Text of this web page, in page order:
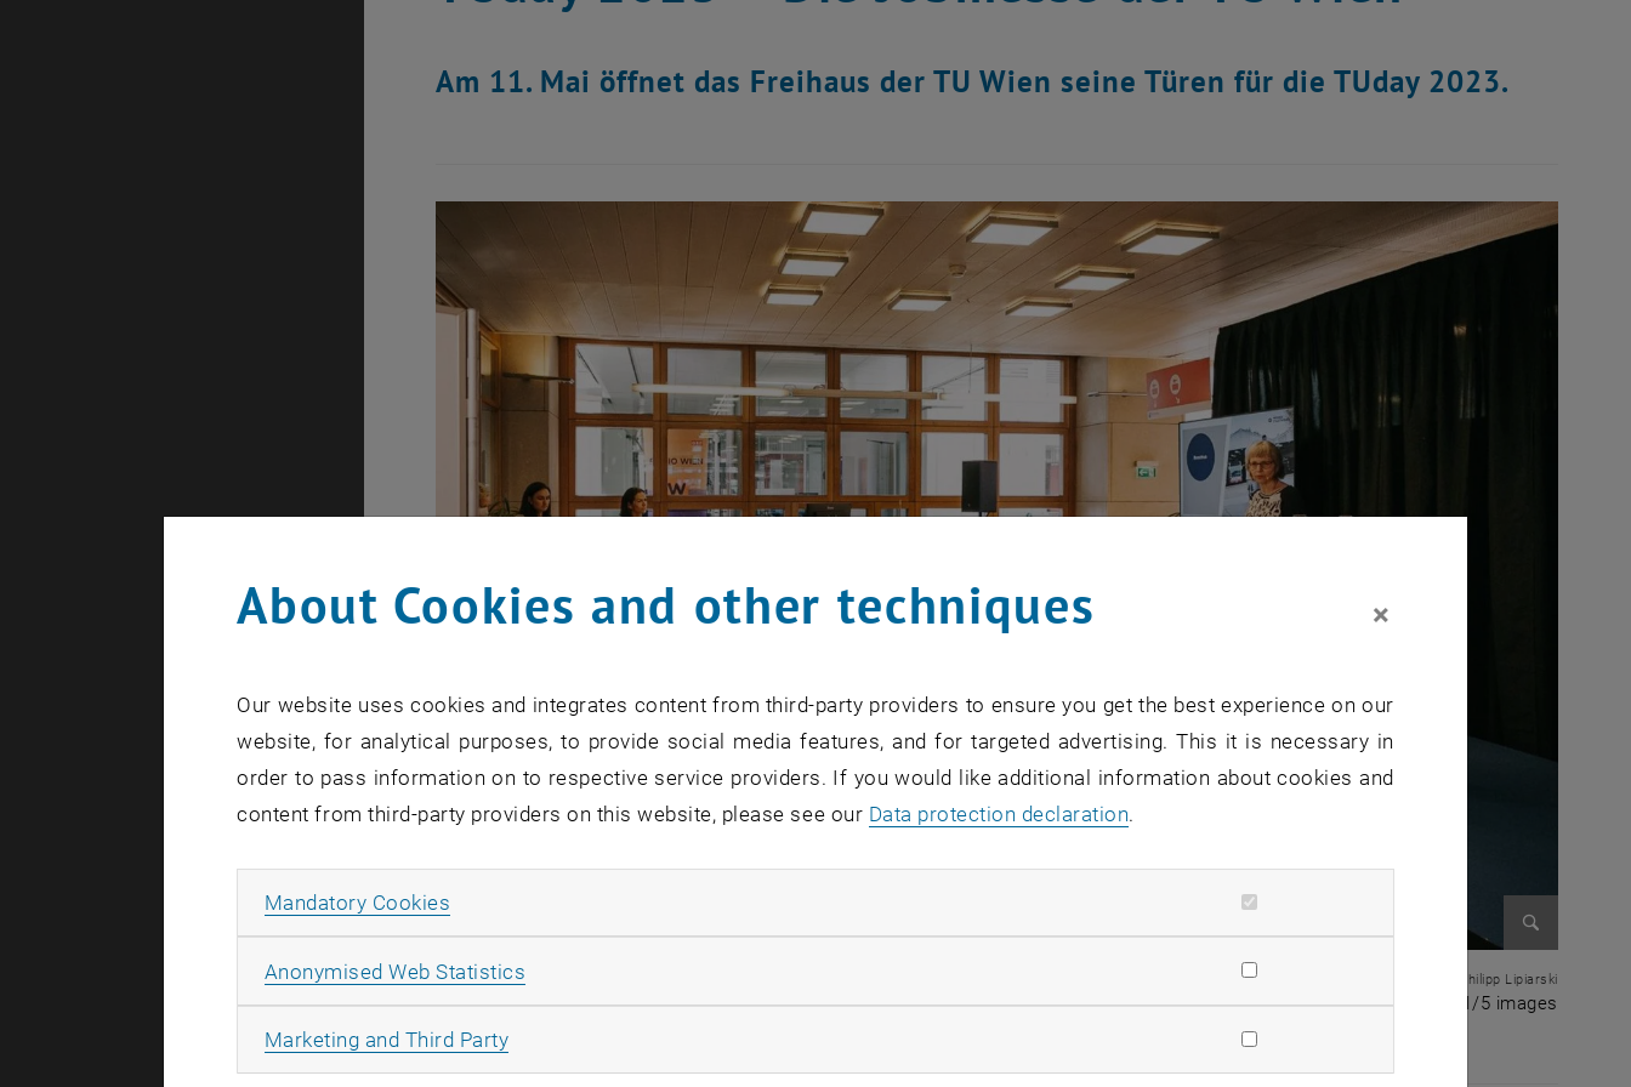
Am 11. Mai öffnet das Freihaus der TU Wien seine Türen für die TUday 2023.
© Philipp Lipiarski
1/5 images
Vortrag bei der TUday 2022
About Cookies and other techniques ×
Our website uses cookies and integrates content from third-party providers to ensure you get the best experience on our
website, for analytical purposes, to provide social media features, and for targeted advertising. This it is necessary in
order to pass information on to respective service providers. If you would like additional information about cookies and
content from third-party providers on this website, please see our Data protection declaration.
Mandatory Cookies
Anonymised Web Statistics
Marketing and Third PartyAllow marketing cookies